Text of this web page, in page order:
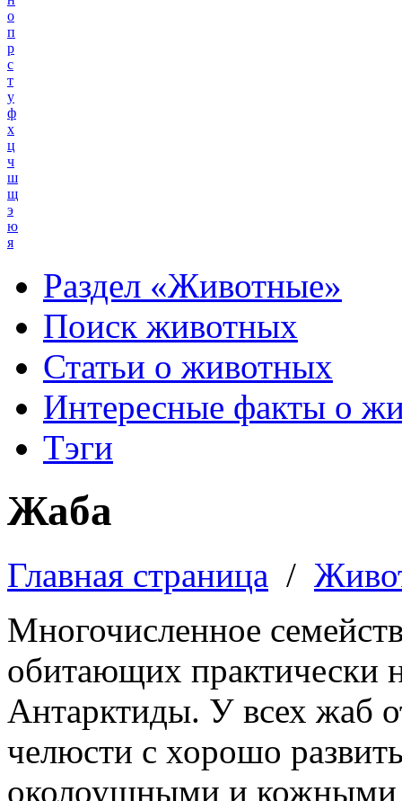
о
п
р
с
т
у
ф
х
ц
ч
ш
щ
э
ю
я
Раздел «Животные»
Поиск животных
Статьи о животных
Интересные факты о
Тэги
Жаба
Главная страница /
Многочисленное
обитающих практически
Антарктиды. У всех жаб
челюсти с хорошо
околоушными и кожными